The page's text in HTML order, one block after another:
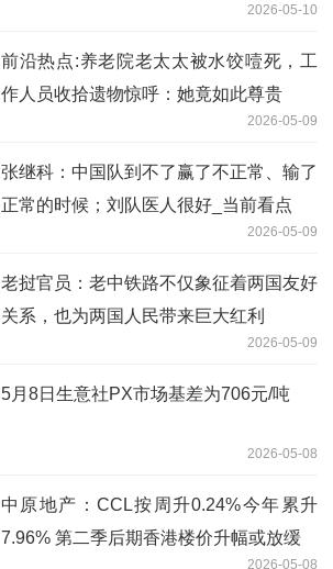
2026-05-10
前沿热点:养老院老太太被水饺噎死，工
作人员收拾遗物惊呼：她竟如此尊贵
2026-05-09
张继科：中国队到不了赢了不正常、输了
正常的时候；刘队医人很好_当前看点
2026-05-09
老挝官员：老中铁路不仅象征着两国友好
关系，也为两国人民带来巨大红利
2026-05-09
5月8日生意社PX市场基差为706元/吨
2026-05-08
中原地产：CCL按周升0.24%今年累升
7.96% 第二季后期香港楼价升幅或放缓
2026-05-08